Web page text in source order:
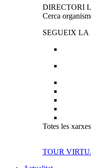
DIRECTORI
Cerca
SEGUEIX
Totes les
TOUR